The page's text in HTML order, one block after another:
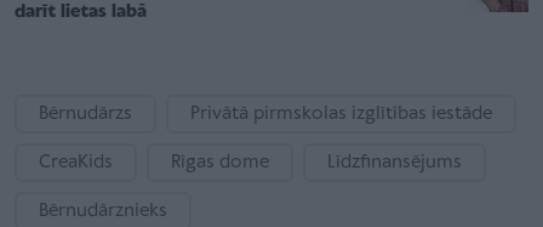
darīt lietas labā
Bērnudārzs Privātā pirmskolas izglītības iestāde
CreaKids Rīgas dome Līdzfinansējums
Bērnudārznieks